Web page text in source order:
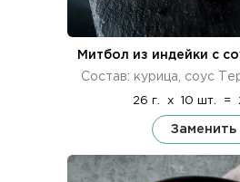
Митбол из индейки с
Состав: курица, соус
26 г. x 10 шт. =
Заменить